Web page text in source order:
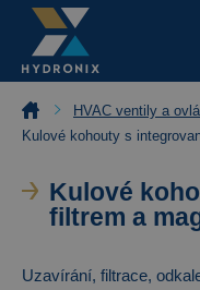
HVAC ventily a
Kulové kohouty s
Kulové
filtrem a
Uzavírání, filtrace,